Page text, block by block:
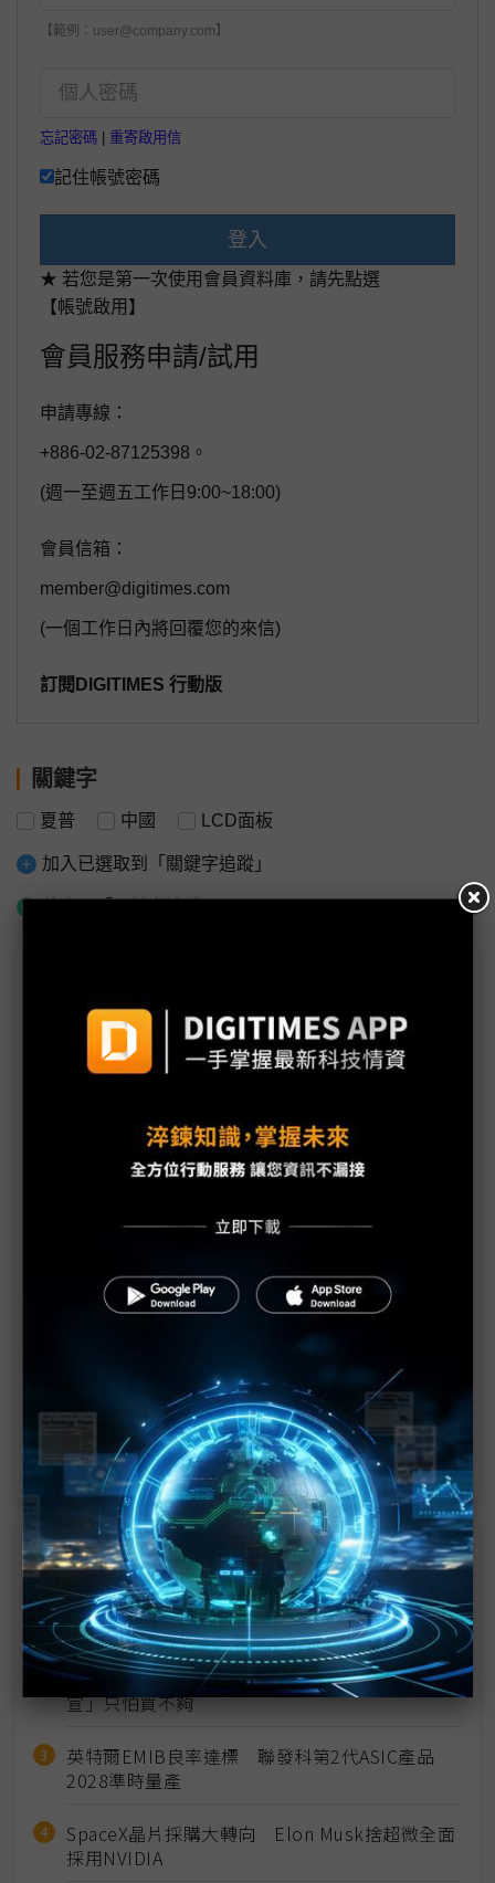
【範例：user@company.com】
忘記密碼 重寄啟用信
記住帳號密碼
登入
★ 若您是第一次使用會員資料庫，請先點選
【帳號啟用】
會員服務申請/試用
申請專線：
+886-02-87125398。
(週一至週五工作日9:00~18:00)
會員信箱：
member@digitimes.com
(一個工作日內將回覆您的來信)
訂閱DIGITIMES 行動版
關鍵字
夏普 中國 LCD面板
加入已選取到「關鍵字追蹤」
100吋不嫌大 超大尺寸掀電視市場「巨幕風暴」
中國挾Mini LED猛攻 高階電視市場有望年底復甦
不只LCD有100吋電視 超大彩色電子紙廣告看板橫
Mini LED後勁足 2024年出貨有望超越OLED電視
市場重心轉移 超大尺寸OLED電視需求不減
TV面板奧運效應真的存在嗎？
近７天熱門報導
MLCC訂單過熱、出貨比創高 村田示警全球AI基
建熱潮將趨緩
2027全年記憶體產能提前售罄 買家「祕而不
宣」只怕買不夠
英特爾EMIB良率達標 聯發科第2代ASIC產品
2028準時量產
SpaceX晶片採購大轉向 Elon Musk捨超微全面
採用NVIDIA